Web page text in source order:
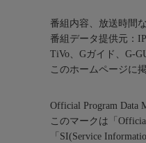
番組内容、放送時間
番組データ提供元：
TiVo、Gガイド、G-
このホームページに
Official Program Data
このマークは「
「SI(Service